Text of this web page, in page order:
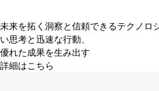
未来を拓く洞察と信頼できるテクノロ
い思考と迅速な行動、
優れた成果を生み出す
詳細はこちら